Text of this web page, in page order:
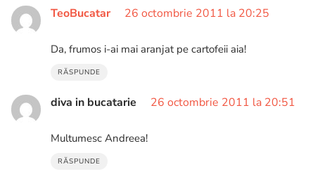
TeoBucatar 26 octombrie 2011 la 20:25
Da, frumos i-ai mai aranjat pe cartofeii aia!
RĂSPUNDE
diva in bucatarie 26 octombrie 2011 la 20:51
Multumesc Andreea!
RĂSPUNDE